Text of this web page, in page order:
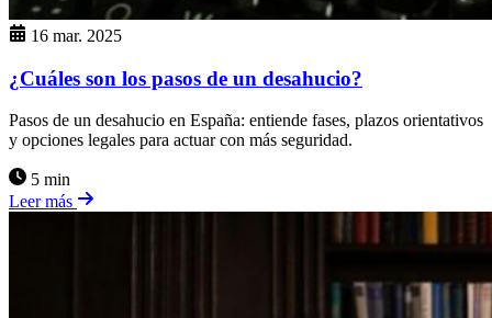
16 mar. 2025
¿Cuáles son los pasos de un desahucio?
Pasos de un desahucio en España: entiende fases, plazos orientativos
y opciones legales para actuar con más seguridad.
5 min
Leer más